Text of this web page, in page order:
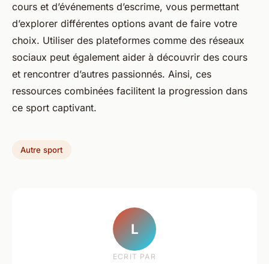
cours et d’événements d’escrime, vous permettant
d’explorer différentes options avant de faire votre
choix. Utiliser des plateformes comme des réseaux
sociaux peut également aider à découvrir des cours
et rencontrer d’autres passionnés. Ainsi, ces
ressources combinées facilitent la progression dans
ce sport captivant.
Autre sport
L
ECRIT PAR